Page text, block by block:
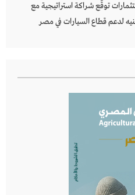
توقّع شراكة استراتيجية مع